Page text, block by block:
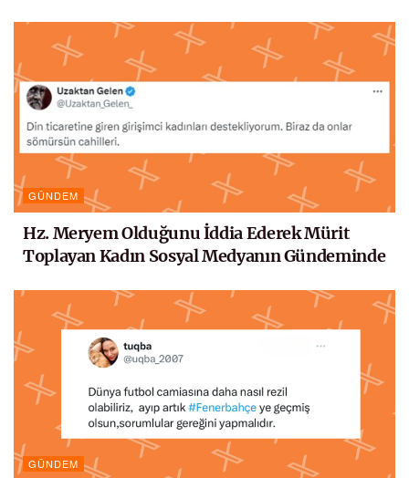
GÜNDEM
Hz. Meryem Olduğunu İddia Ederek Mürit
Toplayan Kadın Sosyal Medyanın Gündeminde
GÜNDEM